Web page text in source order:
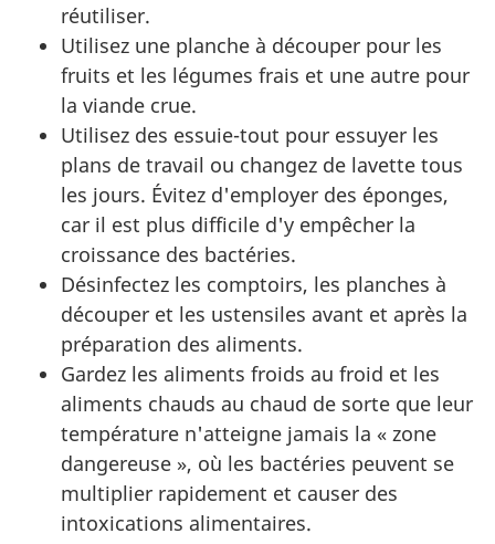
réutiliser.
Utilisez une planche à découper pour les
fruits et les légumes frais et une autre pour
la viande crue.
Utilisez des essuie-tout pour essuyer les
plans de travail ou changez de lavette tous
les jours. Évitez d'employer des éponges,
car il est plus difficile d'y empêcher la
croissance des bactéries.
Désinfectez les comptoirs, les planches à
découper et les ustensiles avant et après la
préparation des aliments.
Gardez les aliments froids au froid et les
aliments chauds au chaud de sorte que leur
température n'atteigne jamais la « zone
dangereuse », où les bactéries peuvent se
multiplier rapidement et causer des
intoxications alimentaires.